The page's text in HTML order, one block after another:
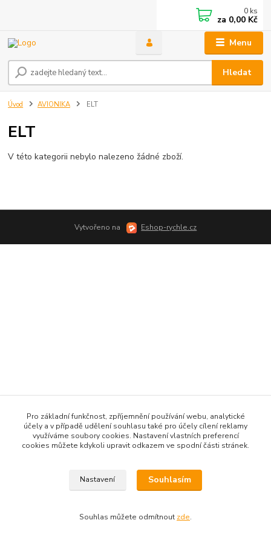
Menu
Hledat
0 ks
za 0,00 Kč
Úvod AVIONIKA ELT
ELT
V této kategorii nebylo nalezeno žádné zboží.
Vytvořeno na Eshop-rychle.cz
Pro základní funkčnost, zpříjemnění používání webu, analytické
účely a v případě udělení souhlasu také pro účely cílení reklamy
využíváme soubory cookies. Nastavení vlastních preferencí
cookies můžete kdykoli upravit odkazem ve spodní části stránek.
Nastavení Souhlasím
Souhlas můžete odmítnout zde.